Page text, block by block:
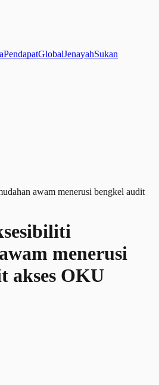
PendapatGlobalJenayahSukan
menerusi
akses OKU